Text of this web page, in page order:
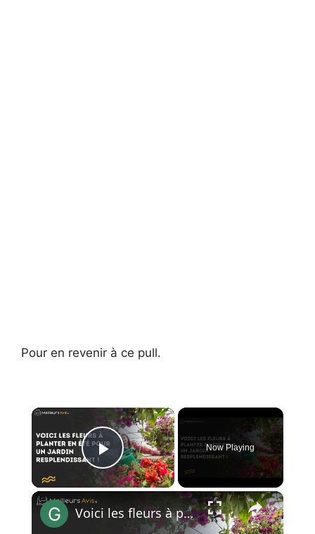
Pour en revenir à ce pull.
×
Play Video
Now Playing
×
Voici les fleurs à planter en été pour un jardin resplendissant !